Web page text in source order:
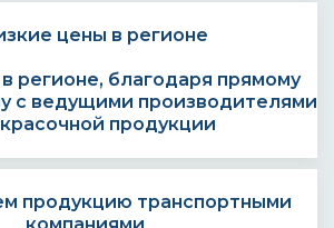
регионе, благодаря прямому
с ведущими производителями
продукции